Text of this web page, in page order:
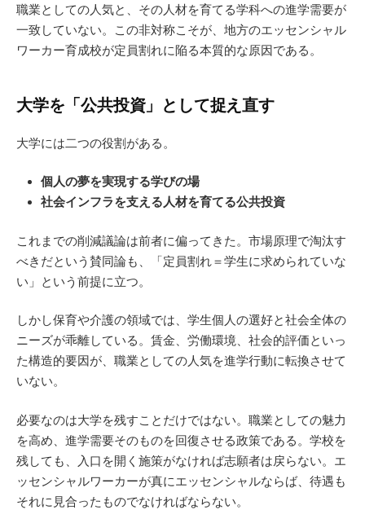
職業としての人気と、その人材を育てる学科への進学需要が
一致していない。この非対称こそが、地方のエッセンシャル
ワーカー育成校が定員割れに陥る本質的な原因である。
大学を「公共投資」として捉え直す
大学には二つの役割がある。
個人の夢を実現する学びの場
社会インフラを支える人材を育てる公共投資
これまでの削減議論は前者に偏ってきた。市場原理で淘汰す
べきだという賛同論も、「定員割れ＝学生に求められていな
い」という前提に立つ。
しかし保育や介護の領域では、学生個人の選好と社会全体の
ニーズが乖離している。賃金、労働環境、社会的評価といっ
た構造的要因が、職業としての人気を進学行動に転換させて
いない。
必要なのは大学を残すことだけではない。職業としての魅力
を高め、進学需要そのものを回復させる政策である。学校を
残しても、入口を開く施策がなければ志願者は戻らない。エ
ッセンシャルワーカーが真にエッセンシャルならば、待遇も
それに見合ったものでなければならない。